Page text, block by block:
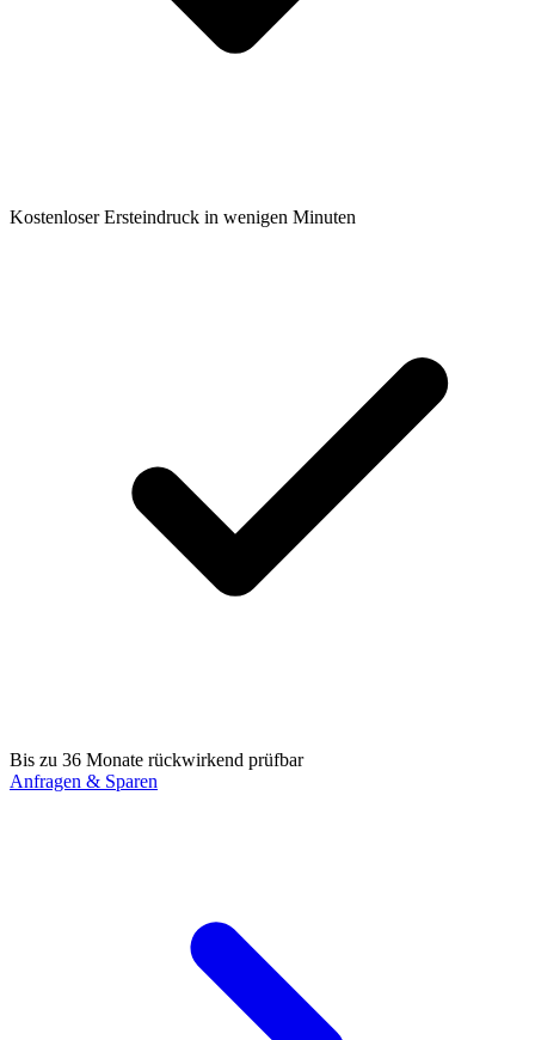
Kostenloser Ersteindruck in wenigen Minuten
Bis zu 36 Monate rückwirkend prüfbar
Anfragen & Sparen